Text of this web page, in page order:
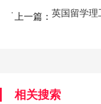
上一篇： 英国留学理
相关搜索